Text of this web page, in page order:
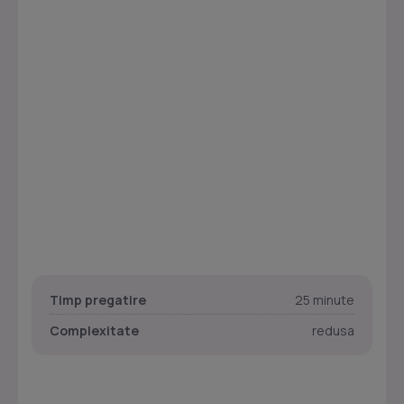
Timp pregatire
25 minute
Complexitate
redusa